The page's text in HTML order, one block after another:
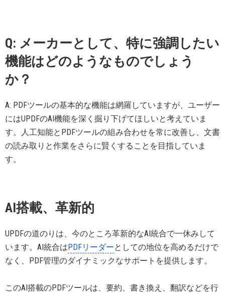
Q: メーカーとして、特に強調したい
機能はどのようなものでしょう
か？
A: PDFツールの基本的な機能は網羅していますが、ユーザー
にはUPDFのAI機能を深く掘り下げてほしいと考えていま
す。人工知能とPDFツールの組み合わせを常に改善し、文書
の読み取りと作業をさらに賢くすることを目指していま
す。
AI搭載、革新的
UPDFの道のりは、今のところ革新的なAI統合で一休みして
います。AI統合はPDFリーダーとしての地位を高めるだけで
なく、PDF管理のダイナミックなサポートを提供します。
このAI搭載のPDFツールは、要約、書き換え、翻訳などを行